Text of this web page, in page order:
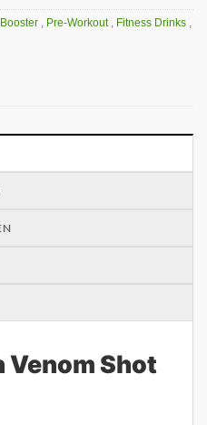
, Pre-Workout , Fitness Drinks ,
Shot